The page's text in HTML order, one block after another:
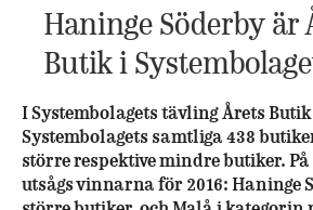
Haninge Söderby är
Butik i
I Systembolagets tävling Årets
Systembolagets samtliga 438
större respektive mindre butiker.
utsågs vinnarna för 2016: Haninge